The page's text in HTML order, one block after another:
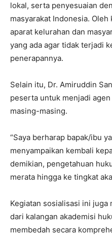
lokal, serta penyesuaian
masyarakat Indonesia.
aparat kelurahan dan
yang ada agar tidak terjadi
penerapannya.
Selain itu, Dr. Amiruddin
peserta untuk menjadi
masing-masing.
“Saya berharap bapak/ibu
menyampaikan kembali
demikian, pengetahuan
merata hingga ke tingkat
Kegiatan sosialisasi ini
dari kalangan akademisi
membedah secara